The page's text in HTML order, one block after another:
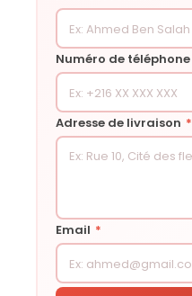
Numéro de téléphone
Adresse de livraison *
Email *